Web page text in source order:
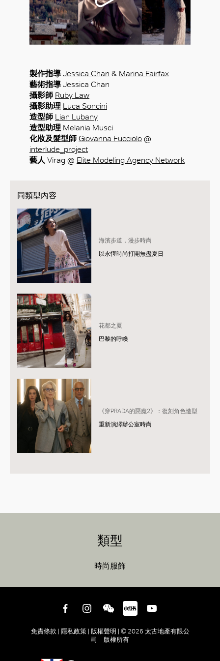
製作指導 Jessica Chan & Marina Fairfax
藝術指導 Jessica Chan
攝影師 Ruby Law
攝影助理 Luca Soncini
造型師 Lian Lubany
造型助理 Melania Musci
化妝及髮型師 Giovanna Fucciolo @
interlude_project
藝人 Virag @ Elite Modeling Agency Network
同類型內容
海濱步道，漫步時尚
以永恆時尚打開無盡夏日
花都之夏
巴黎的呼喚
《穿PRADA的惡魔2》：復刻角色造型
重新演繹辦公室時尚
類型
時尚服飾
免責條款 | 隱私政策 | 版權聲明 | © 2026 太古地產有限公
司 版權所有